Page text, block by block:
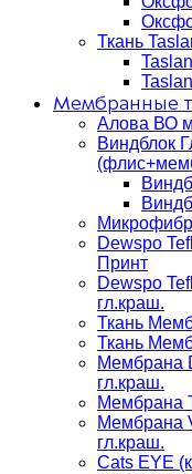
Ткань
Мембранные
Алова ВО
Виндблок
Dewspo
Принт
Dewspo
гл.краш.
Ткань
Ткань
Мембрана
гл.краш.
Мембрана
Мембрана
гл.краш.
Cats EYE